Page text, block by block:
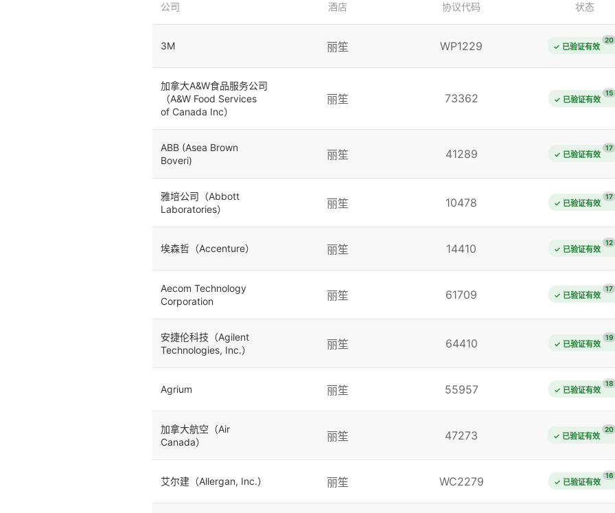
公司 酒店 协议代码 状态
3M 丽笙 WP1229 ✓ 已验证有效
20
加拿大A&W食品服务公司
（A&W Food Services
of Canada Inc）
丽笙 73362 ✓ 已验证有效
15
ABB (Asea Brown
Boveri)
丽笙 41289 ✓ 已验证有效
17
雅培公司（Abbott
Laboratories）
丽笙 10478 ✓ 已验证有效
17
埃森哲（Accenture） 丽笙 14410 ✓ 已验证有效
12
Aecom Technology
Corporation
丽笙 61709 ✓ 已验证有效
17
安捷伦科技（Agilent
Technologies, Inc.）
丽笙 64410 ✓ 已验证有效
19
Agrium 丽笙 55957 ✓ 已验证有效
18
加拿大航空（Air
Canada）
丽笙 47273 ✓ 已验证有效
20
艾尔建（Allergan, Inc.） 丽笙 WC2279 ✓ 已验证有效
16